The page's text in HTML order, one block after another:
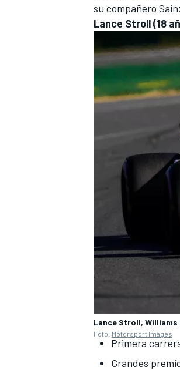
MÁS CATEGORÍAS
su compañero
Lance Stroll(18
Lance Stroll, Williams
Foto: Motorsport Images
Primera
Grandes